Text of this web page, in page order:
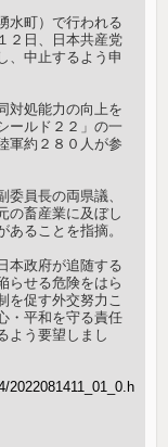
水町）で行われる
２日、日本共産党
、中止するよう申
対処能力の向上を
ールド２２」の一
軍約２８０人が参
員長の両県議、
の畜産業に及ぼし
ることを指摘。
本政府が追随する
らせる危険をはら
を促す外交努力こ
・平和を守る責任
よう要望しまし
2022081411_01_0.h